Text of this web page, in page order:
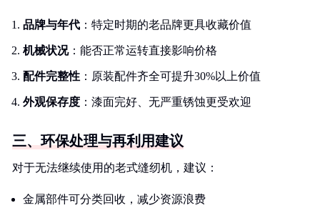
品牌与年代 ：特定时期的老品牌更具收藏价值
机械状况：能否正常运转直接影响价格
配件完整性 ：原装配件齐全可提升30%以上价值
外观保存度 ：漆面完好、无严重锈蚀更受欢迎
三、环保处理与再利用建议
对于无法继续使用的老式缝纫机，建议：
金属部件可分类回收，减少资源浪费